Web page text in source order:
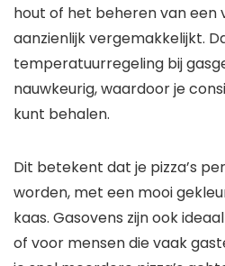
hout of het beheren van een
aanzienlijk vergemakkelijkt.
temperatuurregeling bij
nauwkeurig, waardoor je
kunt behalen.
Dit betekent dat je pizza’s
worden, met een mooi
kaas. Gasovens zijn ook
of voor mensen die vaak